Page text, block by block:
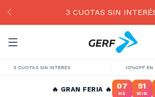
3 CUOTAS SIN
3 CUOTAS SIN INTERES 10%OFF EN
🔥 GRAN FERIA 🔥 07
HS
51
MIN